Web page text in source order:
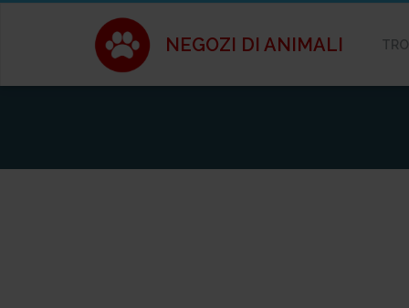
NEGOZI DI ANIMALI